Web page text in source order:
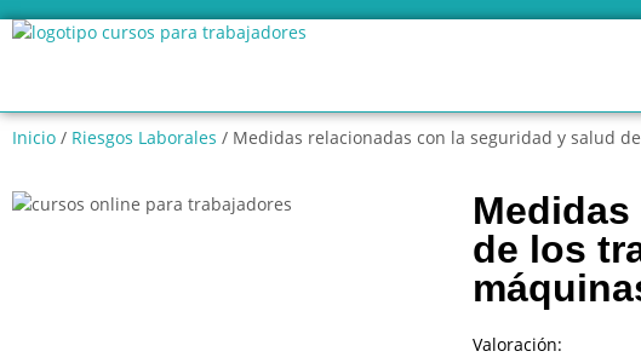
Inicio / Riesgos Laborales / Medidas relacionadas con la seguridad y salud
de los
Valoración: